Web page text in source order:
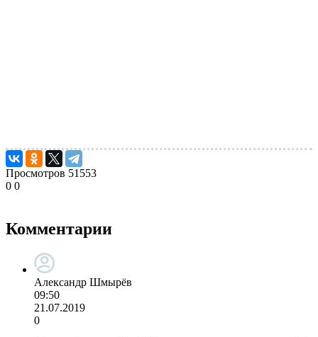
Просмотров 51553
0 0
Комментарии
Александр Шмырёв
09:50
21.07.2019
0